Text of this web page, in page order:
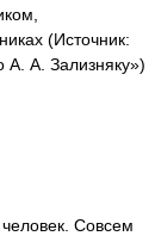
(Источник:
А. А. Зализняку»)
Совсем